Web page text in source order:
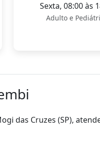
Sexta, 08:00 às
Adulto e
das Cruzes (SP),